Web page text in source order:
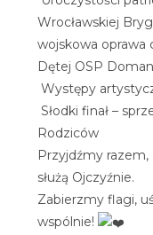
Wrocławskiej
wojskowa oprawa
Dętej OSP
Występy
Słodki finał –
Rodziców
Przyjdźmy razem,
służą Ojczyźnie.
Zabierzmy flagi,
wspólnie!